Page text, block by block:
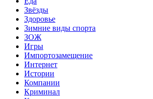
Звёзды
Здоровье
Зимние виды спорта
ЗОЖ
Игры
Импортозамещение
Интернет
Истории
Компании
Криминал